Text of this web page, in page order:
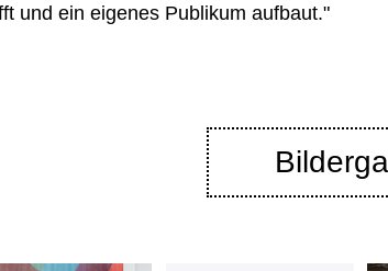
und ein eigenes Publikum aufbaut."